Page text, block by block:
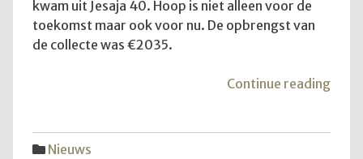
kwam uit Jesaja 40. Hoop is niet alleen voor de
toekomst maar ook voor nu. De opbrengst van
de collecte was €2035.
Continue reading
Nieuws